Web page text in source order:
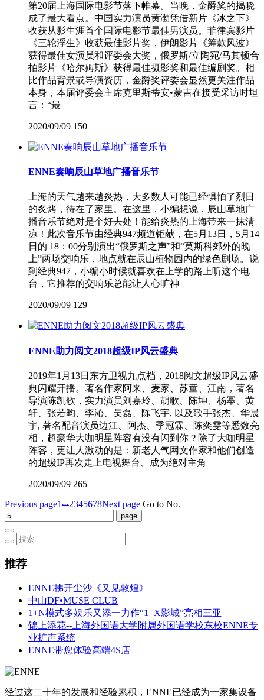
第20届上海国际电影节落下帷幕。当晚，金爵奖的揭晓
成了最大看点。中国实力演员黄渤凭借新片《冰之下》
收获从影生涯首个国际电影节最佳男演员。菲律宾影片
《三轮浮生》收获最佳影片奖，伊朗影片《筹款风波》
获得最佳女演员和评委会大奖，俄罗斯/立陶宛/马其顿合
拍影片《哈尔姆斯》获得最佳摄影奖和最佳编剧奖。相
比作品背景或导演资历，金爵奖评委会显然更关注作品
本身，本届评委会主席克里斯蒂安•蒙吉在接受采访时坦
言：“最
2020/09/09 150
ENNE奏响辰山草地广播音乐节
上海的天气越来越炎热，大多数人可能已经惧怕了烈日
的炙烤，待在了家里。在这里，小编想说，辰山草地广
播音乐节绝对是个好去处！能给炎热的上海带来一抹清
凉！此次音乐节由经典947频道钜献，在5月13日，5月14
日的 18：00分别演出“俄罗斯之声”和“莫斯科郊外的晚
上”两场交响乐，地点就在辰山植物园内的绿色剧场。说
到经典947，小编小时候就喜欢在上学的路上听这个电
台，它推荐的交响乐总能让人心旷神
2020/09/09 129
ENNE助力阅文2018超级IP风云盛典
2019年1月13日东方卫视九点档，2018阅文超级IP风云盛
典闪耀开播。著名作家阿来、麦家、苏童、江南，著名
导演陈凯歌，实力演员刘嘉玲、胡歌、陈坤、杨幂、黄
轩、张若昀、李沁、吴磊、陈飞宇, 以及歌手张杰、华晨
宇, 著名配音演员边江、阿杰、季冠霖、陈奕雯等悉数亮
相，超豪华大咖明星阵容有没有闪到你？除了大咖明星
阵容，更让人激动的是：新老人气网文作家和他们创造
的超级IP再次走上电视舞台、成为绝对主角
2020/09/09 265
Previous page1...2345678Next page Go to No.
推荐
ENNE拂开尘沙《又见敦煌》
中山DF•MUSE CLUB
1+N模式多娱乐又添一力作“1+X影城”亮相三亚
锦上添花--上海外国语大学附属外国语学校东校ENNE专
业扩声系统
ENNE带您体验高端4S店
经过这二十年的发展和经验累积，ENNE已经成为一家集设备